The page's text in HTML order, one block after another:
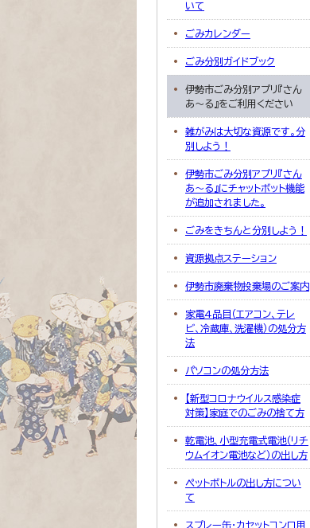
いて
ごみカレンダー
ごみ分別ガイドブック
伊勢市ごみ分別アプリ『さん
あ～る』をご利用ください
雑がみは大切な資源です。分
別しよう！
伊勢市ごみ分別アプリ『さん
あ～る』にチャットボット機能
が追加されました。
ごみをきちんと分別しよう！
資源拠点ステーション
伊勢市廃棄物投棄場のご案内
家電4品目（エアコン、テレ
ビ、冷蔵庫、洗濯機）の処分方
法
パソコンの処分方法
【新型コロナウイルス感染症
対策】家庭でのごみの捨て方
乾電池、小型充電式電池（リチ
ウムイオン電池など）の出し方
ペットボトルの出し方につい
て
スプレー缶・カセットコンロ用